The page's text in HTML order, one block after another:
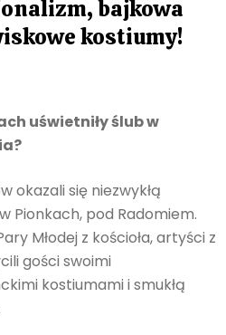
bajkowa
kostiumy!
uświetniły ślub w
okazali się niezwykłą
Pionkach, pod Radomiem.
Młodej z kościoła, artyści z
gości swoimi
kostiumami i smukłą